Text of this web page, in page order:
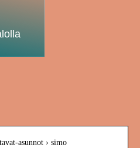
asunnot › simo